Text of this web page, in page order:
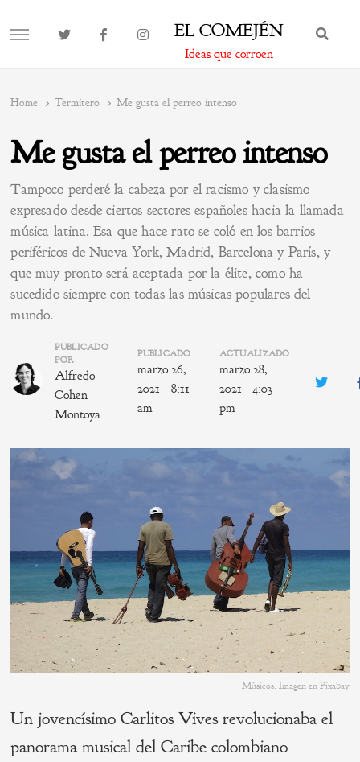
MENU EL COMEJÉN
Ideas que corroen
Home Termitero Me gusta el perreo intenso
Me gusta el perreo intenso
Tampoco perderé la cabeza por el racismo y clasismo
expresado desde ciertos sectores españoles hacia la llamada
música latina. Esa que hace rato se coló en los barrios
periféricos de Nueva York, Madrid, Barcelona y París, y
que muy pronto será aceptada por la élite, como ha
sucedido siempre con todas las músicas populares del
mundo.
Author
PUBLICADO
POR
Alfredo
Cohen
Montoya
PUBLICADO
marzo 26,
2021
8:11
am
ACTUALIZADO
marzo 28,
2021
4:03
pm
Twitter
Músicos. Imagen en Pixabay
Un jovencísimo Carlitos Vives revolucionaba el
panorama musical del Caribe colombiano